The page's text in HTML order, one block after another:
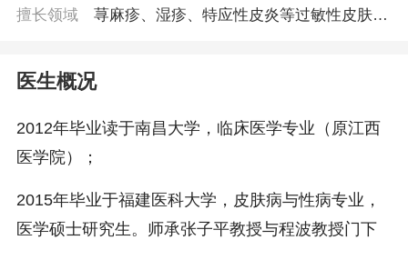
擅长领域
荨麻疹、湿疹、特应性皮炎等过敏性皮肤
疗，尖锐湿疣、梅毒、生殖器疱疹等性传播
疾病，及疑难杂症皮肤病诊断和治疗
医生概况
2012年毕业读于南昌大学，临床医学专业（原江西
医学院）；
2015年毕业于福建医科大学，皮肤病与性病专业，
医学硕士研究生。师承张子平教授与程波教授门下